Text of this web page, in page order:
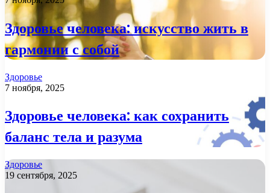
Здоровье человека: искусство жить в
гармонии с собой
Здоровье
7 ноября, 2025
Здоровье человека: как сохранить
баланс тела и разума
Здоровье
19 сентября, 2025